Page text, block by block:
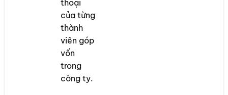
thoại
của từng
thành
viên góp
vốn
trong
công ty.